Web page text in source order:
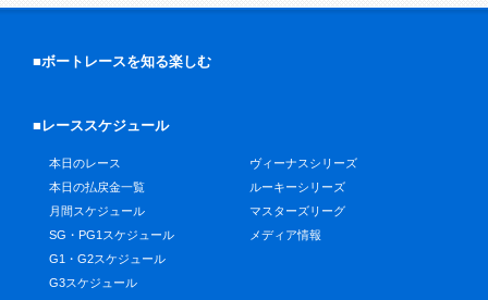
■ボートレースを知る楽しむ
■レーススケジュール
本日のレース
本日の払戻金一覧
月間スケジュール
SG・PG1スケジュール
G1・G2スケジュール
G3スケジュール
ヴィーナスシリーズ
ルーキーシリーズ
マスターズリーグ
メディア情報